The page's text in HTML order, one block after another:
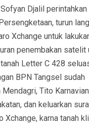
Djalil perintahkan
turun
Xchange untuk
penembakan satelit
Letter C 428
BPN Tangsel sudah
Tito Karnavian
dan keluarkan
Xchange, karna tanah